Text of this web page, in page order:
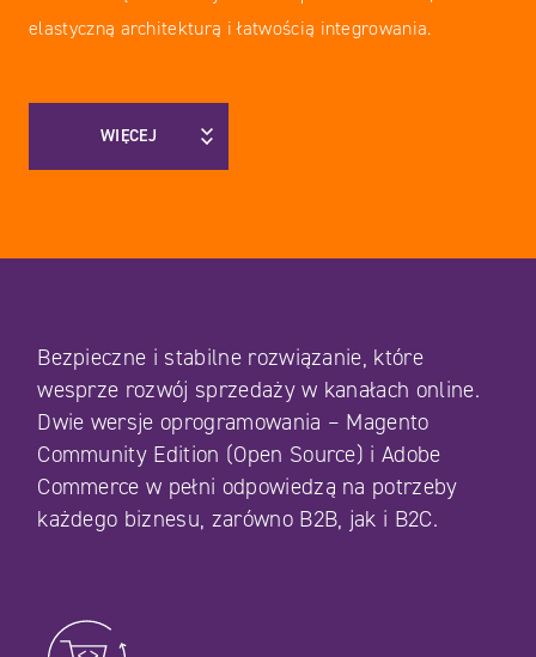
elastyczną architekturą i łatwością integrowania.
WIĘCEJ
Bezpieczne i stabilne rozwiązanie, które
wesprze rozwój sprzedaży w kanałach online.
Dwie wersje oprogramowania – Magento
Community Edition (Open Source) i Adobe
Commerce w pełni odpowiedzą na potrzeby
każdego biznesu, zarówno B2B, jak i B2C.